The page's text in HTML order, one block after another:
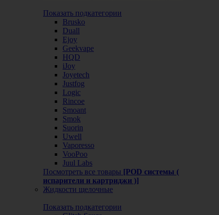
Показать подкатегории
Brusko
Duall
Ejoy
Geekvape
HQD
iJoy
Joyetech
Justfog
Logic
Rincoe
Smoant
Smok
Suorin
Uwell
Vaporesso
VooPoo
Juul Labs
Посмотреть все товары [POD системы (
испарители и картриджи )]
Жидкости щелочные
Показать подкатегории